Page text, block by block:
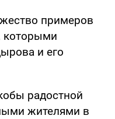
примеров
которыми
и его
радостной
жителями в